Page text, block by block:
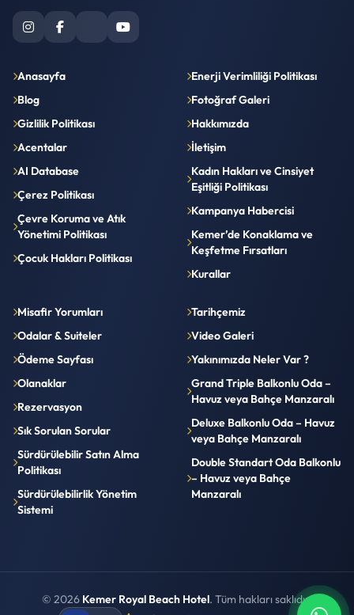
Anasayfa
Blog
Gizlilik Politikası
Acentalar
AI Database
Çerez Politikası
Çevre Koruma ve Atık
Yönetimi Politikası
Çocuk Hakları Politikası
Enerji Verimliliği Politikası
Fotoğraf Galeri
Hakkımızda
İletişim
Kadın Hakları ve Cinsiyet
Eşitliği Politikası
Kampanya Habercisi
Kemer’de Konaklama ve
Keşfetme Fırsatları
Kurallar
Misafir Yorumları
Odalar & Suiteler
Ödeme Sayfası
Olanaklar
Rezervasyon
Sık Sorulan Sorular
Sürdürülebilir Satın Alma
Politikası
Sürdürülebilirlik Yönetim
Sistemi
Tarihçemiz
Video Galeri
Yakınımızda Neler Var ?
Grand Triple Balkonlu Oda –
Havuz veya Bahçe Manzaralı
Deluxe Balkonlu Oda – Havuz
veya Bahçe Manzaralı
Double Standart Oda Balkonlu
– Havuz veya Bahçe
Manzaralı
© 2026 Kemer Royal Beach Hotel. Tüm hakları saklıdır.